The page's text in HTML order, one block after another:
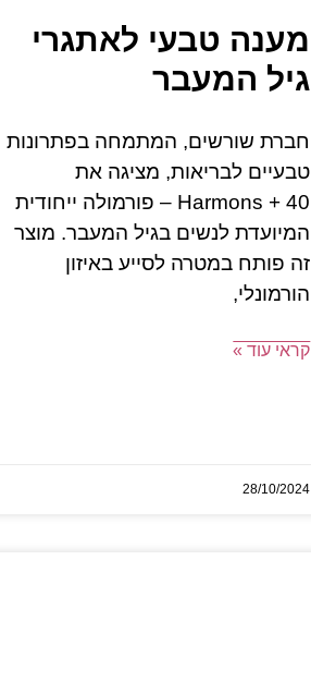
מענה טבעי לאתגרי
גיל המעבר
חברת שורשים, המתמחה בפתרונות
טבעיים לבריאות, מציגה את
Harmons + 40 – פורמולה ייחודית
המיועדת לנשים בגיל המעבר. מוצר
זה פותח במטרה לסייע באיזון
הורמונלי,
קראי עוד »
28/10/2024